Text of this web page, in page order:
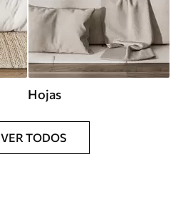
Hojas
VER TODOS